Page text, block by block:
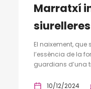
Marratxí
El naixement,
l’essència de la
guardians d’una
10/12/2024